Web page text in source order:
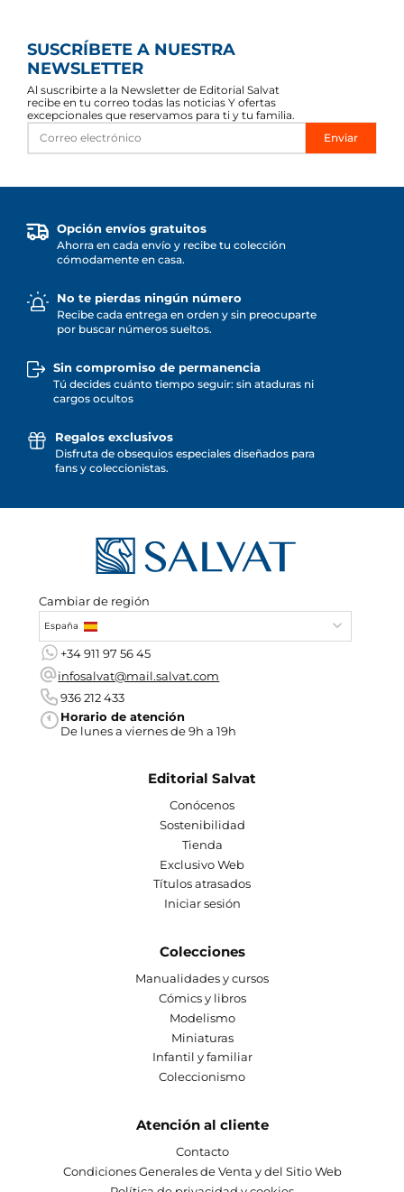
SUSCRÍBETE A NUESTRA
NEWSLETTER
Al suscribirte a la Newsletter de Editorial Salvat
recibe en tu correo todas las noticias Y ofertas
excepcionales que reservamos para ti y tu familia.
Enviar
Opción envíos gratuitos
Ahorra en cada envío y recibe tu colección
cómodamente en casa.
No te pierdas ningún número
Recibe cada entrega en orden y sin preocuparte
por buscar números sueltos.
Sin compromiso de permanencia
Tú decides cuánto tiempo seguir: sin ataduras ni
cargos ocultos
Regalos exclusivos
Disfruta de obsequios especiales diseñados para
fans y coleccionistas.
Cambiar de región
España
+34 911 97 56 45
infosalvat@mail.salvat.com
936 212 433
Horario de atención
De lunes a viernes de 9h a 19h
Editorial Salvat
Conócenos
Sostenibilidad
Tienda
Exclusivo Web
Títulos atrasados
Iniciar sesión
Colecciones
Manualidades y cursos
Cómics y libros
Modelismo
Miniaturas
Infantil y familiar
Coleccionismo
Atención al cliente
Contacto
Condiciones Generales de Venta y del Sitio Web